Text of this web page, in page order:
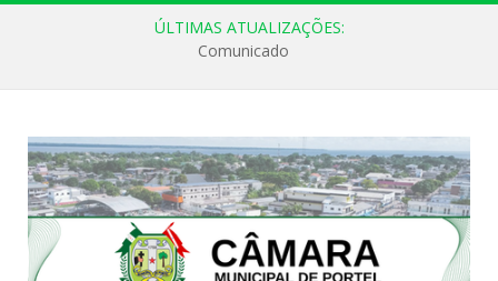
ÚLTIMAS ATUALIZAÇÕES:
Comunicado